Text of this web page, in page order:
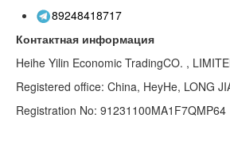
89248418717
Контактная информация
Heihe Yilin Economic TradingCO. ,
Registered office: China, HeyHe, LONG
Registration No: 91231100MA1F7QMP64